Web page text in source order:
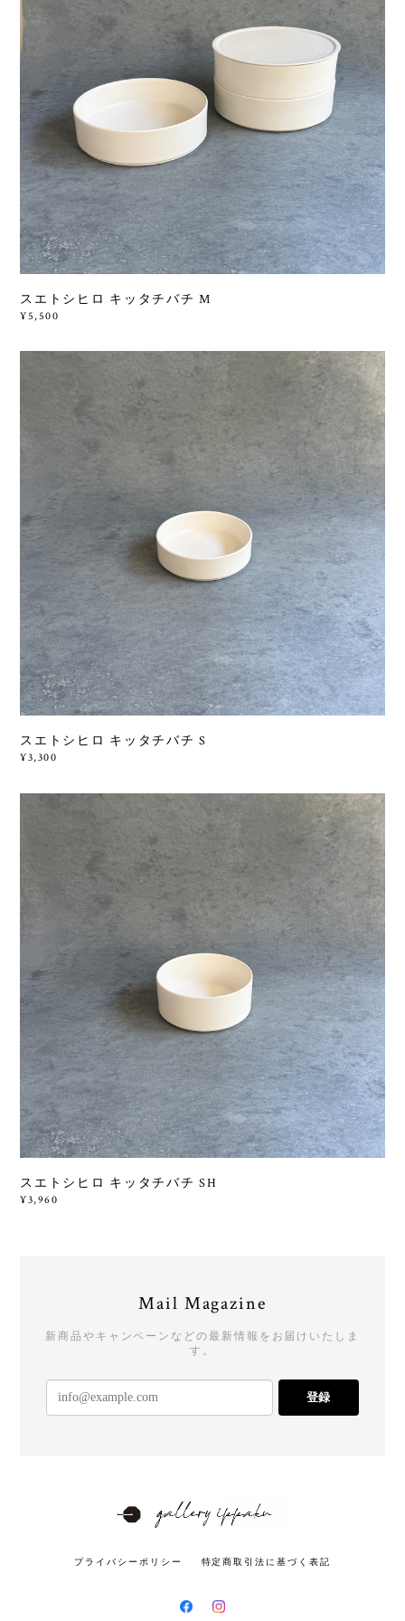
スエトシヒロ キッタチバチ M
¥5,500
スエトシヒロ キッタチバチ S
¥3,300
スエトシヒロ キッタチバチ SH
¥3,960
Mail Magazine
新商品やキャンペーンなどの最新情報をお届けいたしま
す。
登録
プライバシーポリシー 特定商取引法に基づく表記